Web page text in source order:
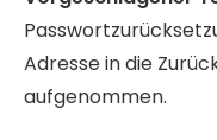
Adresse in die
aufgenommen.